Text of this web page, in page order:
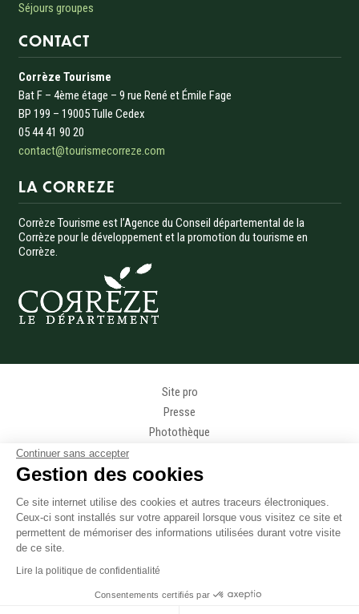
Continuer sans accepter
Gestion des cookies
Ce site internet utilise des cookies et autres traceurs électroniques.
Ceux-ci sont installés sur votre appareil lorsque vous visitez ce site et
permettent de mémoriser des informations utilisées durant votre visite
de ce site.
Lire la politique de confidentialité
Consentements certifiés par
Navigation principale
Séjours groupes
CONTACT
Corrèze Tourisme
Bat F – 4ème étage – 9 rue René et Émile Fage
BP 199 – 19005 Tulle Cedex
05 44 41 90 20
contact@tourismecorreze.com
LA CORREZE
Corrèze Tourisme est l’Agence du Conseil départemental de la
Corrèze pour le développement et la promotion du tourisme en
Corrèze.
Site pro
Presse
Photothèque
Données personnelles
Gestion des cookies
Accessibilité
Accès téléphonique sourds et malentendants